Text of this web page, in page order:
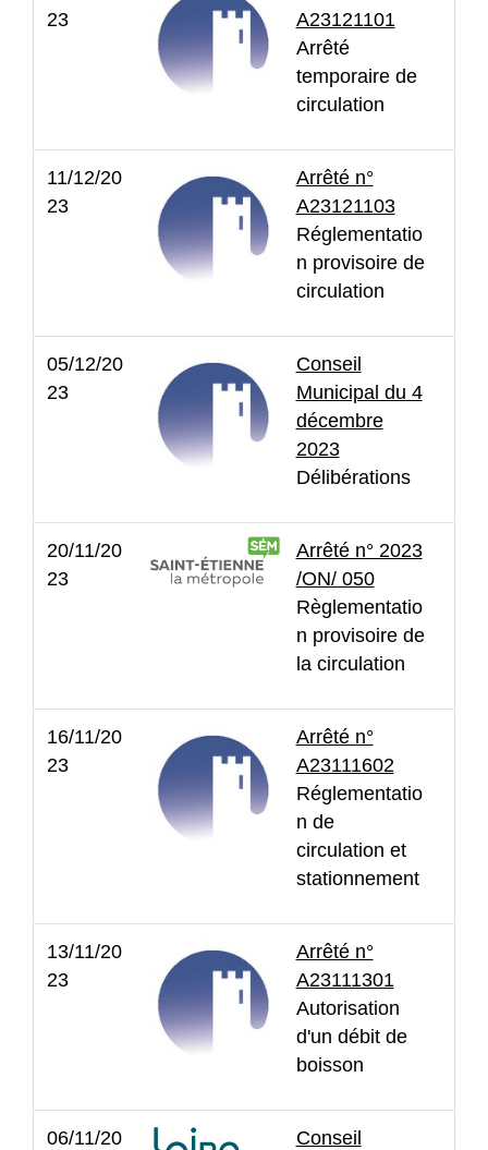
23
A23121101
Arrêté
temporaire de
circulation
11/12/20
23
Arrêté n°
A23121103
Réglementatio
n provisoire de
circulation
05/12/20
23
Conseil
Municipal du 4
décembre
2023
Délibérations
20/11/20
23
Arrêté n° 2023
/ON/ 050
Règlementatio
n provisoire de
la circulation
16/11/20
23
Arrêté n°
A23111602
Réglementatio
n de
circulation et
stationnement
13/11/20
23
Arrêté n°
A23111301
Autorisation
d'un débit de
boisson
06/11/20
Conseil